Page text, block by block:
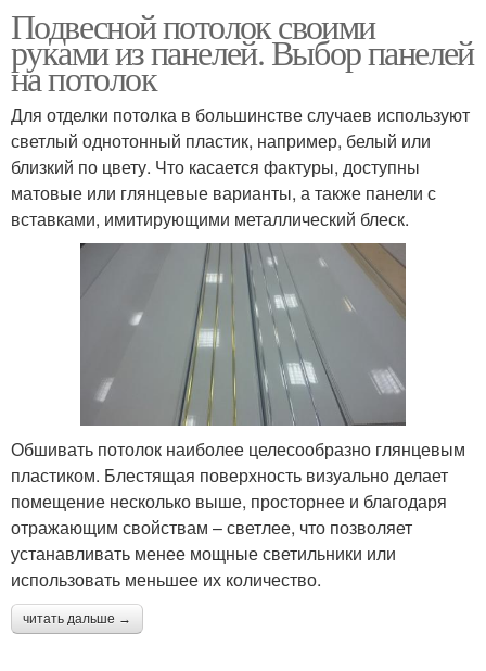
Подвесной потолок своими
руками из панелей. Выбор панелей
на потолок
Для отделки потолка в большинстве случаев используют
светлый однотонный пластик, например, белый или
близкий по цвету. Что касается фактуры, доступны
матовые или глянцевые варианты, а также панели с
вставками, имитирующими металлический блеск.
Обшивать потолок наиболее целесообразно глянцевым
пластиком. Блестящая поверхность визуально делает
помещение несколько выше, просторнее и благодаря
отражающим свойствам – светлее, что позволяет
устанавливать менее мощные светильники или
использовать меньшее их количество.
читать дальше →